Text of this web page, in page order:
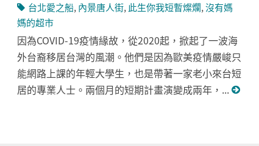
台北愛之船, 內景唐人街, 此生你我短暫燦爛,沒有媽
媽的超市
因為COVID-19疫情緣故，從2020起，掀起了一波海
外台裔移居台灣的風潮。他們是因為歐美疫情嚴峻只
能網路上課的年輕大學生，也是帶著一家老小來台短
居的專業人士。兩個月的短期計畫演變成兩年，...